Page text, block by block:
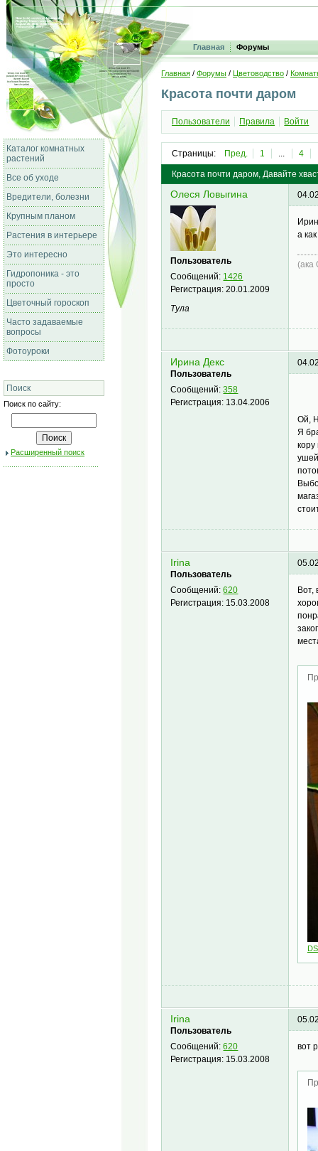
Главная Форумы
Каталог комнатных
растений
Все об уходе
Вредители, болезни
Крупным планом
Растения в интерьере
Это интересно
Гидропоника - это
просто
Цветочный гороскоп
Часто задаваемые
вопросы
Фотоуроки
Поиск
Поиск по сайту:
Расширенный поиск
Главная / Форумы / Цветоводство /
Красота почти даром
Пользователи Правила Войти
Страницы: Пред. 1 ... 4
Красота почти даром, Давайте
Олеся Ловыгина
Пользователь
Сообщений: 1426
Регистрация:20.01.2009
Тула
а
(ака
Ирина Декс
Пользователь
Сообщений:358
Регистрация: 13.04.2006
Ой,
Я
Irina
Пользователь
Сообщений:620
Регистрация: 15.03.2008
Вот,
Irina
Пользователь
Сообщений:620
Регистрация: 15.03.2008
вот